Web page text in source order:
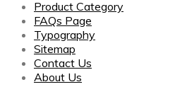
Product Category
FAQs Page
Typography
Sitemap
Contact Us
About Us